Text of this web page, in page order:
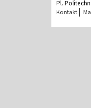
Pl.
Kontakt